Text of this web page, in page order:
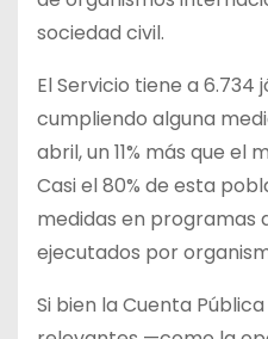
sociedad civil.
El Servicio tiene a 6.734
cumpliendo alguna
abril, un 11% más que el
Casi el 80% de esta
medidas en programas
ejecutados por
Si bien la Cuenta